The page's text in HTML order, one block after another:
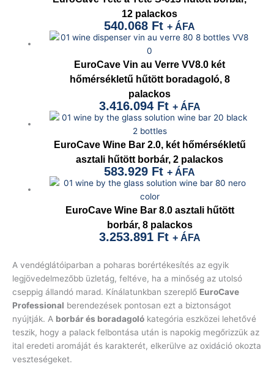
12 palackos
540.068 Ft + ÁFA
EuroCave Vin au Verre VV8.0 két
hőmérsékletű hűtött boradagoló, 8
palackos
3.416.094 Ft + ÁFA
EuroCave Wine Bar 2.0, két hőmérsékletű
asztali hűtött borbár, 2 palackos
583.929 Ft + ÁFA
EuroCave Wine Bar 8.0 asztali hűtött
borbár, 8 palackos
3.253.891 Ft + ÁFA
A vendéglátóiparban a poharas borértékesítés az egyik
legjövedelmezőbb üzletág, feltéve, ha a minőség az utolsó
cseppig állandó marad. Kínálatunkban szereplő EuroCave
Professional berendezések pontosan ezt a biztonságot
nyújtják. A borbár és boradagoló kategória eszközei lehetővé
teszik, hogy a palack felbontása után is napokig megőrizzük az
ital eredeti aromáját és karakterét, elkerülve az oxidáció okozta
veszteségeket.